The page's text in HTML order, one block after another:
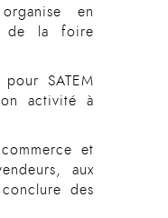
en
de la foire
SATEM
activité à
et
aux
des